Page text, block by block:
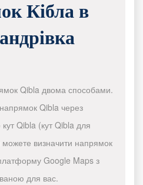
Кібла в
Qibla двома способами.
Qibla через
Qibla (кут Qibla для
визначити напрямок
Google Maps з
для вас.